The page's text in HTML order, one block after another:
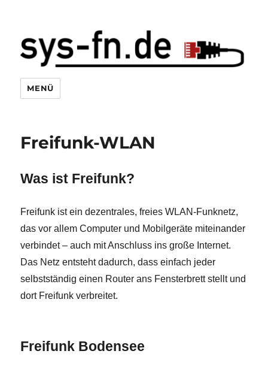
Systemhaus Friedrichshafen
MENÜ
Freifunk-WLAN
Was ist Freifunk?
Freifunk ist ein dezentrales, freies WLAN-Funknetz,
das vor allem Computer und Mobilgeräte miteinander
verbindet – auch mit Anschluss ins große Internet.
Das Netz entsteht dadurch, dass einfach jeder
selbstständig einen Router ans Fensterbrett stellt und
dort Freifunk verbreitet.
Freifunk Bodensee